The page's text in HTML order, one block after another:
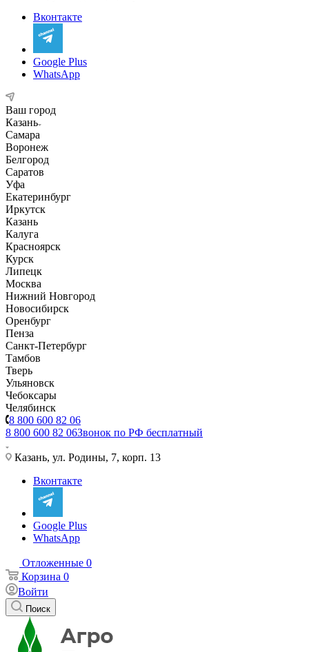
Вконтакте
Google Plus
WhatsApp
Ваш город
Казань
Самара
Воронеж
Белгород
Саратов
Уфа
Екатеринбург
Иркутск
Казань
Калуга
Красноярск
Курск
Липецк
Москва
Нижний Новгород
Новосибирск
Оренбург
Пенза
Санкт-Петербург
Тамбов
Тверь
Ульяновск
Чебоксары
Челябинск
8 800 600 82 06
8 800 600 82 06Звонок по РФ бесплатный
Казань, ул. Родины, 7, корп. 13
Вконтакте
Google Plus
WhatsApp
Отложенные 0
Корзина 0
Войти
Поиск